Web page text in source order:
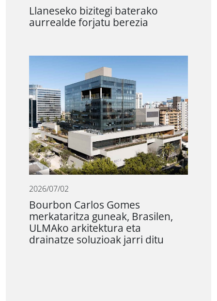
Llaneseko bizitegi baterako
aurrealde forjatu berezia
2026/07/02
Bourbon Carlos Gomes
merkataritza guneak, Brasilen,
ULMAko arkitektura eta
drainatze soluzioak jarri ditu